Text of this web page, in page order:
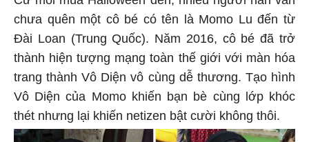
chưa quên một cô bé có tên là Momo Lu đến từ
Đài Loan (Trung Quốc). Năm 2016, cô bé đã trở
thành hiện tượng mạng toàn thế giới với màn hóa
trang thành Vô Diện vô cùng dễ thương. Tạo hình
Vô Diện của Momo khiến bạn bè cùng lớp khóc
thét nhưng lại khiến netizen bật cười không thôi.